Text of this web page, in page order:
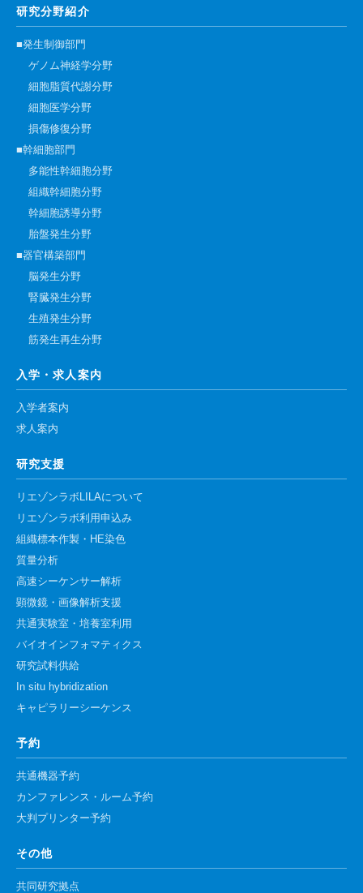
研究分野紹介
■発生制御部門
ゲノム神経学分野
細胞脂質代謝分野
細胞医学分野
損傷修復分野
■幹細胞部門
多能性幹細胞分野
組織幹細胞分野
幹細胞誘導分野
胎盤発生分野
■器官構築部門
脳発生分野
腎臓発生分野
生殖発生分野
筋発生再生分野
入学・求人案内
入学者案内
求人案内
研究支援
リエゾンラボLILAについて
リエゾンラボ利用申込み
組織標本作製・HE染色
質量分析
高速シーケンサー解析
顕微鏡・画像解析支援
共通実験室・培養室利用
バイオインフォマティクス
研究試料供給
In situ hybridization
キャピラリーシーケンス
予約
共通機器予約
カンファレンス・ルーム予約
大判プリンター予約
その他
共同研究拠点